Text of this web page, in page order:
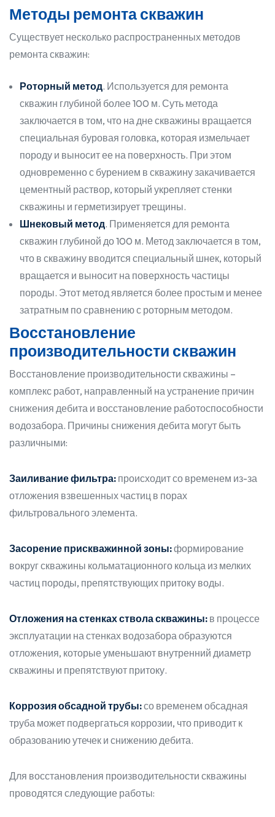
Методы ремонта скважин
Существует несколько распространенных методов
ремонта скважин:
Роторный метод. Используется для ремонта
скважин глубиной более 100 м. Суть метода
заключается в том, что на дне скважины вращается
специальная буровая головка, которая измельчает
породу и выносит ее на поверхность. При этом
одновременно с бурением в скважину закачивается
цементный раствор, который укрепляет стенки
скважины и герметизирует трещины.
Шнековый метод. Применяется для ремонта
скважин глубиной до 100 м. Метод заключается в том,
что в скважину вводится специальный шнек, который
вращается и выносит на поверхность частицы
породы. Этот метод является более простым и менее
затратным по сравнению с роторным методом.
Восстановление
производительности скважин
Восстановление производительности скважины –
комплекс работ, направленный на устранение причин
снижения дебита и восстановление работоспособности
водозабора. Причины снижения дебита могут быть
различными:
Заиливание фильтра: происходит со временем из-за
отложения взвешенных частиц в порах
фильтровального элемента.
Засорение прискважинной зоны:формирование
вокруг скважины кольматационного кольца из мелких
частиц породы, препятствующих притоку воды.
Отложения на стенках ствола скважины: в процессе
эксплуатации на стенках водозабора образуются
отложения, которые уменьшают внутренний диаметр
скважины и препятствуют притоку.
Коррозия обсадной трубы:со временем обсадная
труба может подвергаться коррозии, что приводит к
образованию утечек и снижению дебита.
Для восстановления производительности скважины
проводятся следующие работы: